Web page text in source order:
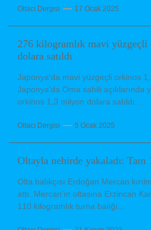
Oltacı Dergisi 17 Ocak 2025
276 kilogramlık mavi
dolara satıldı
Japonya'da mavi yüzgeçli orkinos
Japonya'da Oma sahili açıklarında
orkinos 1,3 milyon dolara satıldı...
Oltacı Dergisi 5 Ocak 2025
Oltayla nehirde yakaladı: Tam
Olta balıkçısı Erdoğan Mercan
attı. Mercan'ın oltasına Erzincan
110 kilogramlık turna balığı...